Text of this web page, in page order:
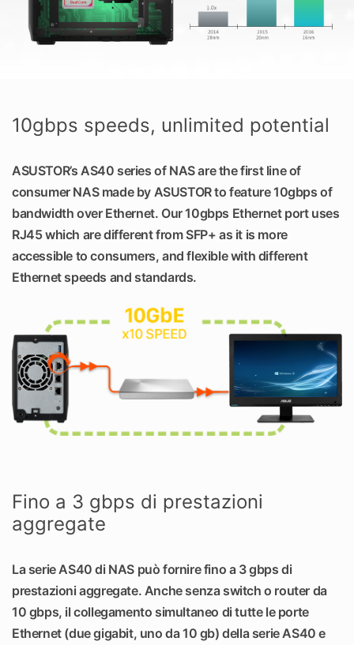
10gbps speeds, unlimited potential
ASUSTOR’s AS40 series of NAS are the first line of
consumer NAS made by ASUSTOR to feature 10gbps of
bandwidth over Ethernet. Our 10gbps Ethernet port uses
RJ45 which are different from SFP+ as it is more
accessible to consumers, and flexible with different
Ethernet speeds and standards.
Fino a 3 gbps di prestazioni
aggregate
La serie AS40 di NAS può fornire fino a 3 gbps di
prestazioni aggregate. Anche senza switch o router da
10 gbps, il collegamento simultaneo di tutte le porte
Ethernet (due gigabit, uno da 10 gb) della serie AS40 e